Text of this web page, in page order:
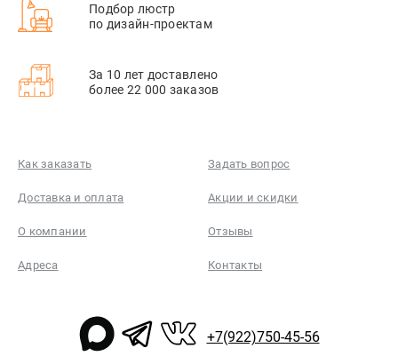
Подбор люстр
по дизайн-проектам
За 10 лет доставлено
более 22 000 заказов
Как заказать Задать вопрос
Доставка и оплата Акции и скидки
О компании Отзывы
Адреса Контакты
+7(922)750-45-56